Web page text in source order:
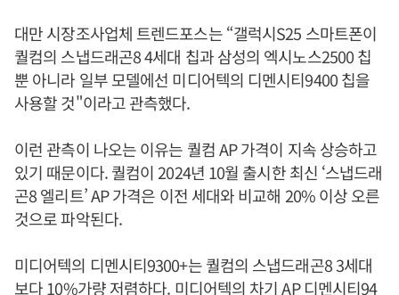
대만 시장조사업체 트렌드포스는 “갤럭시S25 스마트폰이
퀄컴의 스냅드래곤8 4세대 칩과 삼성의 엑시노스2500 칩
뿐 아니라 일부 모델에선 미디어텍의 디멘시티9400 칩을
사용할 것"이라고 관측했다.
이런 관측이 나오는 이유는 퀄컴 AP 가격이 지속 상승하고
있기 때문이다. 퀄컴이 2024년 10월 출시한 최신 ‘스냅드래
곤8 엘리트’ AP 가격은 이전 세대와 비교해 20% 이상 오른
것으로 파악된다.
미디어텍의 디멘시티9300+는 퀄컴의 스냅드래곤8 3세대
보다 10%가량 저렴하다. 미디어텍의 차기 AP 디멘시티94